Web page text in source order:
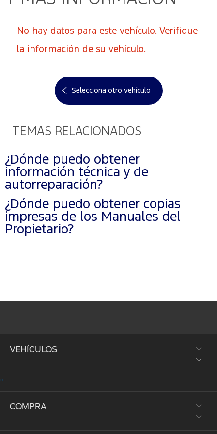
No hay datos para este vehículo. Verifique
la información de su vehículo.
Selecciona otro vehículo
TEMAS RELACIONADOS
¿Dónde puedo obtener
información técnica y de
autorreparación?
¿Dónde puedo obtener copias
impresas de los Manuales del
Propietario?
VEHÍCULOS
"
COMPRA